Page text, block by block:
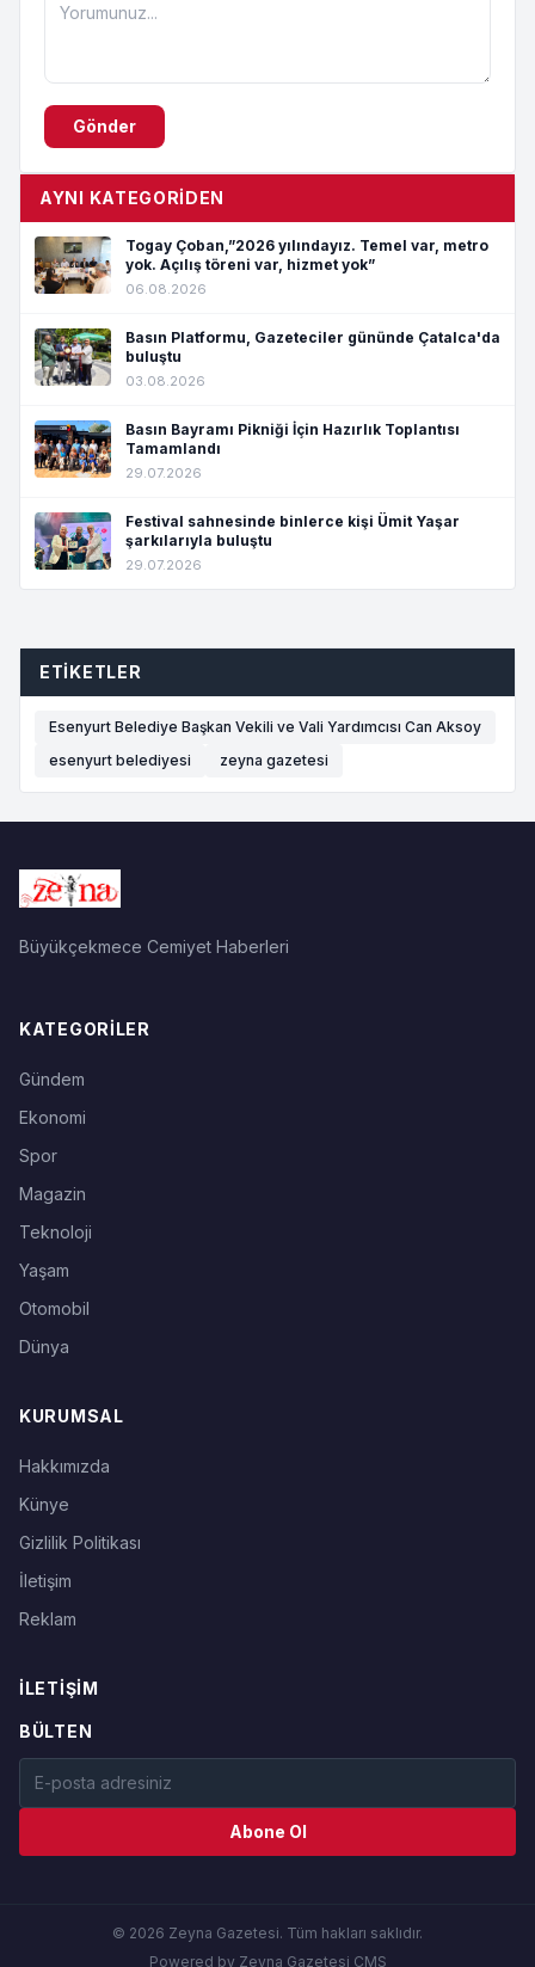
Gönder
AYNI KATEGORIDEN
Togay Çoban,”2026 yılındayız. Temel var, metro
yok. Açılış töreni var, hizmet yok”
06.08.2026
Basın Platformu, Gazeteciler gününde Çatalca'da
buluştu
03.08.2026
Basın Bayramı Pikniği İçin Hazırlık Toplantısı
Tamamlandı
29.07.2026
Festival sahnesinde binlerce kişi Ümit Yaşar
şarkılarıyla buluştu
29.07.2026
ETIKETLER
Esenyurt Belediye Başkan Vekili ve Vali Yardımcısı Can Aksoy
esenyurt belediyesi
zeyna gazetesi
Büyükçekmece Cemiyet Haberleri
KATEGORILER
Gündem
Ekonomi
Spor
Magazin
Teknoloji
Yaşam
Otomobil
Dünya
KURUMSAL
Hakkımızda
Künye
Gizlilik Politikası
İletişim
Reklam
İLETIŞIM
BÜLTEN
Abone Ol
© 2026 Zeyna Gazetesi. Tüm hakları saklıdır.
Powered by Zeyna Gazetesi CMS